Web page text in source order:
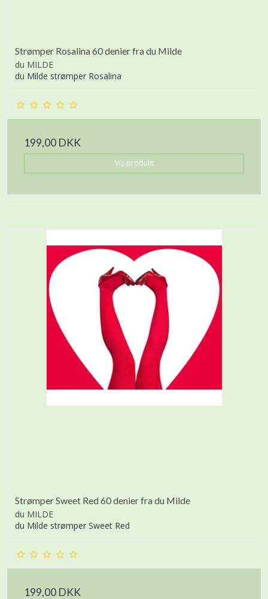
Strømper Rosalina 60 denier fra du Milde
du MILDE
du Milde strømper Rosalina
199,00 DKK
Vis produkt
Strømper Sweet Red 60 denier fra du Milde
du MILDE
du Milde strømper Sweet Red
199,00 DKK